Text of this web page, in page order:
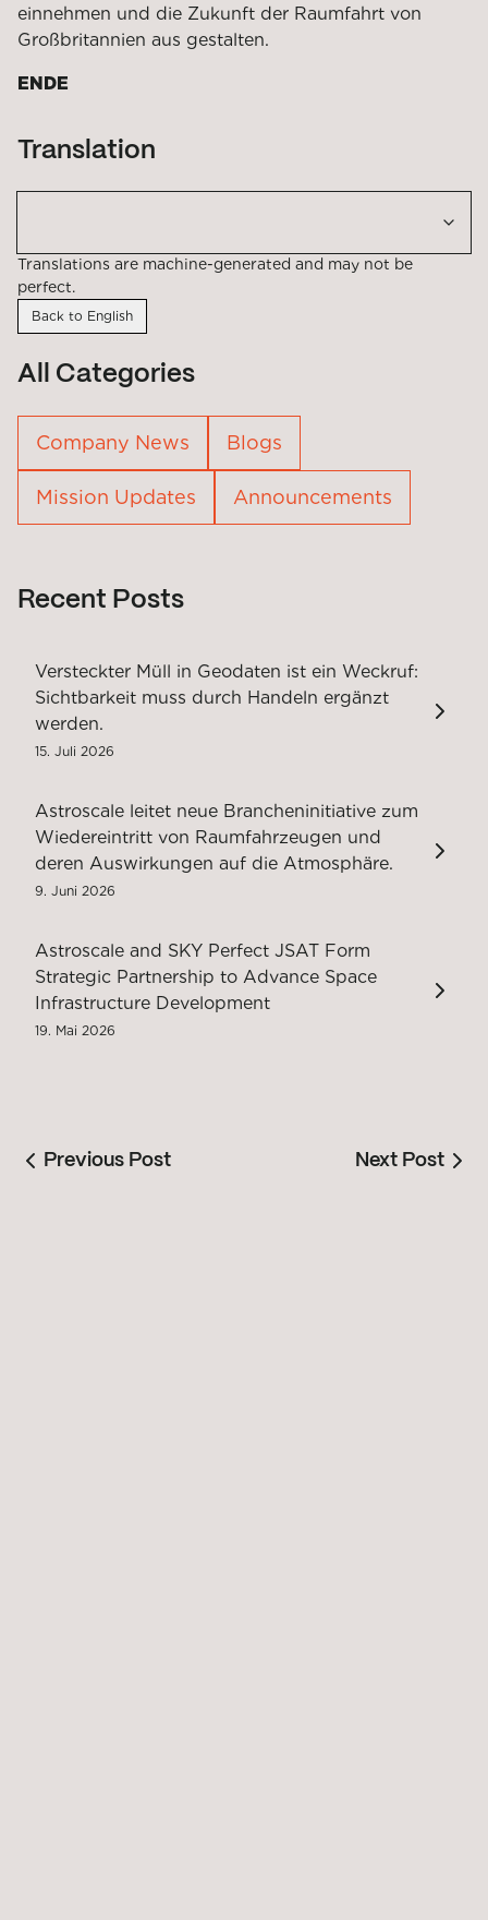
einnehmen und die Zukunft der Raumfahrt von
Großbritannien aus gestalten.
ENDE
Translation
Translations are machine-generated and may not be
perfect.
Back to English
All Categories
Company News Blogs
Mission Updates Announcements
Recent Posts
Versteckter Müll in Geodaten ist ein Weckruf:
Sichtbarkeit muss durch Handeln ergänzt
werden.
15. Juli 2026
Astroscale leitet neue Brancheninitiative zum
Wiedereintritt von Raumfahrzeugen und
deren Auswirkungen auf die Atmosphäre.
9. Juni 2026
Astroscale and SKY Perfect JSAT Form
Strategic Partnership to Advance Space
Infrastructure Development
19. Mai 2026
Previous Post Next Post